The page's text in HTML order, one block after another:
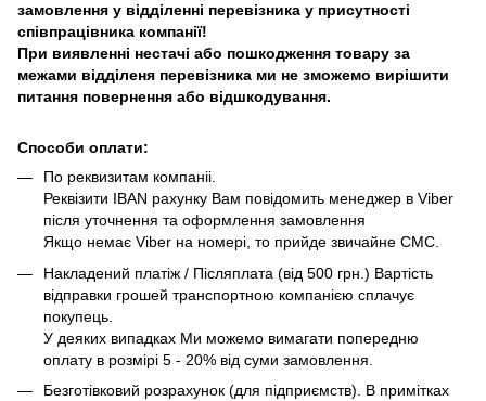
замовлення у відділенні перевізника у присутності
співпрацівника компанії!
При виявленні нестачі або пошкодження товару за
межами відділеня перевізника ми не зможемо вирішити
питання повернення або відшкодування.
Способи оплати:
По реквизитам компаніі.
Реквізити IBAN рахунку Вам повідомить менеджер в Viber
після уточнення та оформлення замовлення
Якщо немає Viber на номері, то прийде звичайне СМС.
Накладений платіж / Післяплата (від 500 грн.) Вартість
відправки грошей транспортною компанією сплачує
покупець.
У деяких випадках Ми можемо вимагати попередню
оплату в розмірі 5 - 20% від суми замовлення.
Безготівковий розрахунок (для підприємств). В примітках